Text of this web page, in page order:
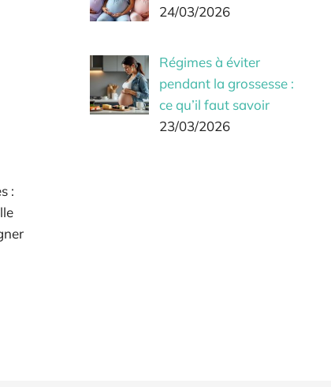
:
24/03/2026
Régimes à éviter
pendant la grossesse :
ce qu’il faut savoir
23/03/2026